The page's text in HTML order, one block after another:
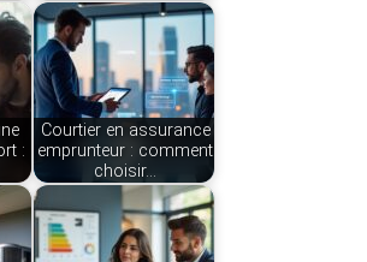
:
Courtier en assurance
emprunteur : comment
choisir…